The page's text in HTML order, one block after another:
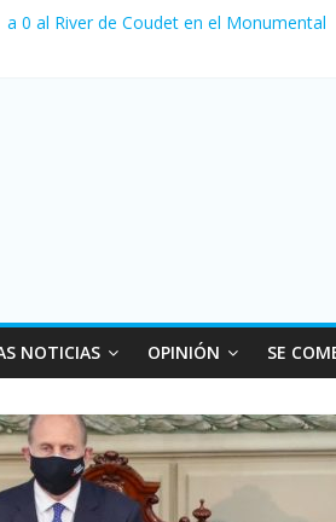
a 0 al River de Coudet en el Monumental
invierno con más movimiento y consumo
la venta de autos usados en julio: bajó un
NOTICIAS OPINIÓN SE